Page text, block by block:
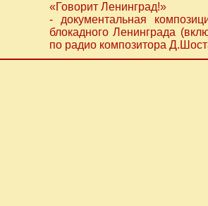
«Говорит Ленинград!»
- документальная
блокадного Ленинграда
по радио композитора